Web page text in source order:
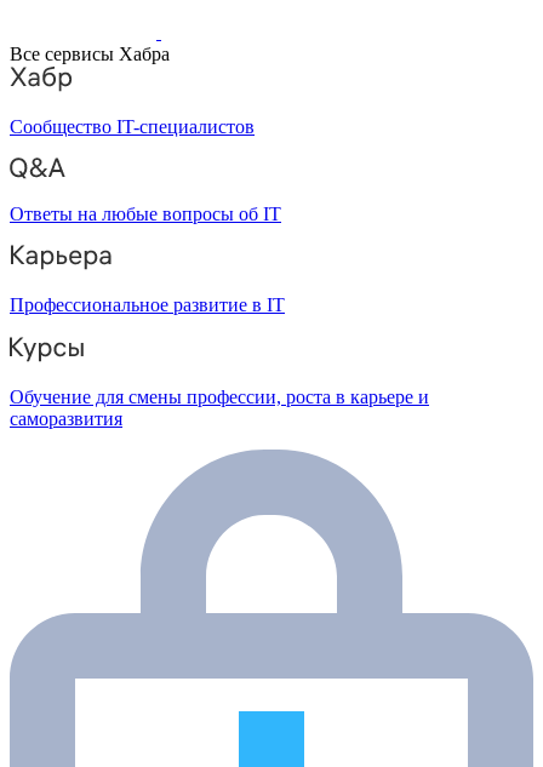
Все сервисы Хабра
Сообщество IT-специалистов
Ответы на любые вопросы об IT
Профессиональное развитие в IT
Обучение для смены профессии, роста в карьере и
саморазвития